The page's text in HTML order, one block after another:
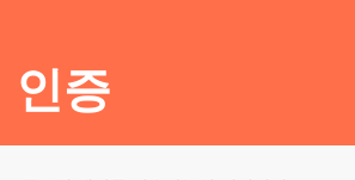
인증